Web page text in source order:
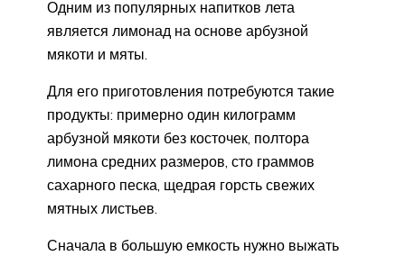
Одним из популярных напитков лета
является лимонад на основе арбузной
мякоти и мяты.
Для его приготовления потребуются такие
продукты: примерно один килограмм
арбузной мякоти без косточек, полтора
лимона средних размеров, сто граммов
сахарного песка, щедрая горсть свежих
мятных листьев.
Сначала в большую емкость нужно выжать